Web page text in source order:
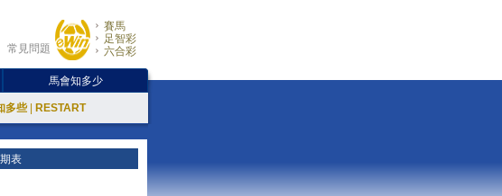
常見問題
賽馬
足智彩
六合彩
馬會知多少
多些 RESTART
表